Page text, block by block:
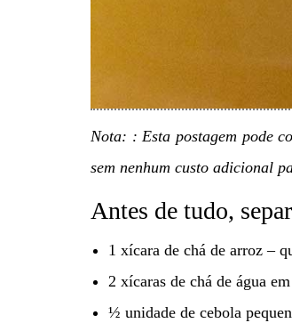
Nota: : Esta postagem pode
sem nenhum custo adicional
Antes de tudo,
1 xícara de chá de arroz –
2 xícaras de chá de água
½ unidade de cebola